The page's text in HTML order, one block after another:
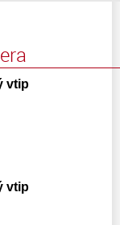
vtip
vtip